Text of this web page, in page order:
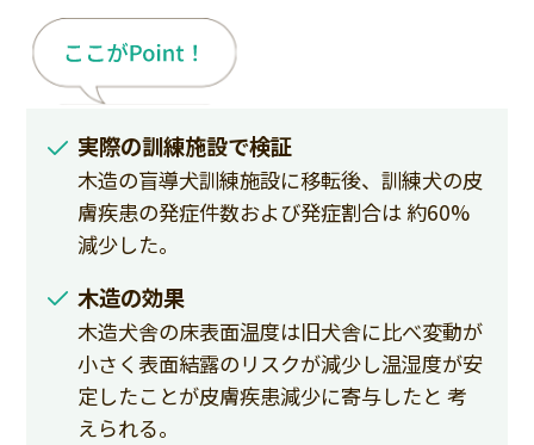
実際の訓練施設で検証
木造の盲導犬訓練施設に移転後、訓練犬の皮
膚疾患の発症件数および発症割合は 約60%
減少した。
木造の効果
木造犬舎の床表面温度は旧犬舎に比べ変動が
小さく表面結露のリスクが減少し温湿度が安
定したことが皮膚疾患減少に寄与したと 考
えられる。